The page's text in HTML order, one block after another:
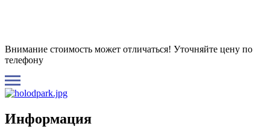
Внимание стоимость может отличаться! Уточняйте цену по
телефону
Информация